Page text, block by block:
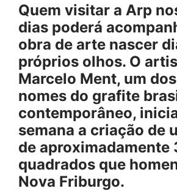
Quem visitar a Arp
dias poderá
obra de arte nascer
próprios olhos. O
Marcelo Ment, um
nomes do grafite
contemporâneo,
semana a criação de
de aproximadamente
quadrados que
Nova Friburgo.